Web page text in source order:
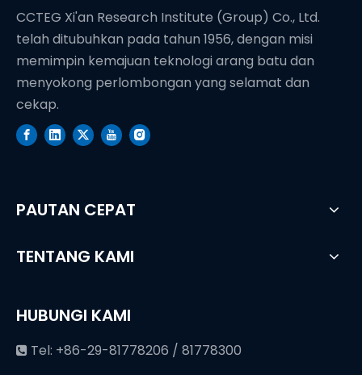
CCTEG Xi'an Research Institute (Group) Co., Ltd.
telah ditubuhkan pada tahun 1956, dengan misi
memimpin kemajuan teknologi arang batu dan
menyokong perlombongan yang selamat dan
cekap.
PAUTAN CEPAT
TENTANG KAMI
HUBUNGI KAMI
 Tel: +86-29-81778206 / 81778300